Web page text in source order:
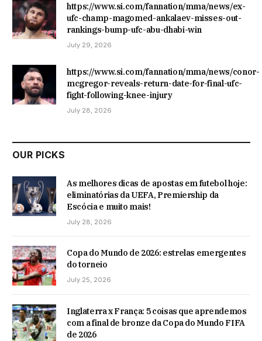
https://www.si.com/fannation/mma/news/ex-
ufc-champ-magomed-ankalaev-misses-out-
rankings-bump-ufc-abu-dhabi-win
July 29, 2026
https://www.si.com/fannation/mma/news/conor-
mcgregor-reveals-return-date-for-final-ufc-
fight-following-knee-injury
July 28, 2026
OUR PICKS
As melhores dicas de apostas em futebol hoje:
eliminatórias da UEFA, Premiership da
Escócia e muito mais!
July 28, 2026
Copa do Mundo de 2026: estrelas emergentes
do torneio
July 25, 2026
Inglaterra x França: 5 coisas que aprendemos
com a final de bronze da Copa do Mundo FIFA
de 2026